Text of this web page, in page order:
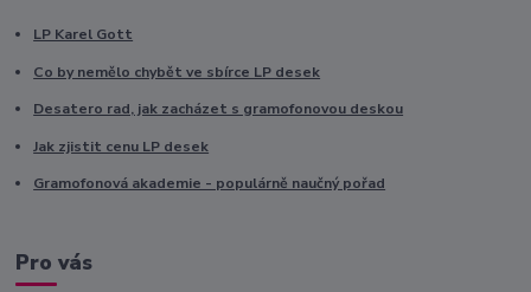
LP Karel Gott
Co by nemělo chybět ve sbírce LP desek
Desatero rad, jak zacházet s gramofonovou deskou
Jak zjistit cenu LP desek
Gramofonová akademie - populárně naučný pořad
Pro vás